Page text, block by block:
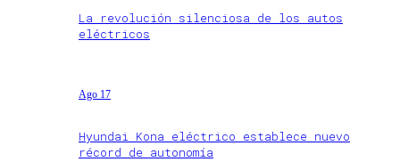
La revolución silenciosa de los autos
eléctricos
Ago 17
Hyundai Kona eléctrico establece nuevo
récord de autonomía